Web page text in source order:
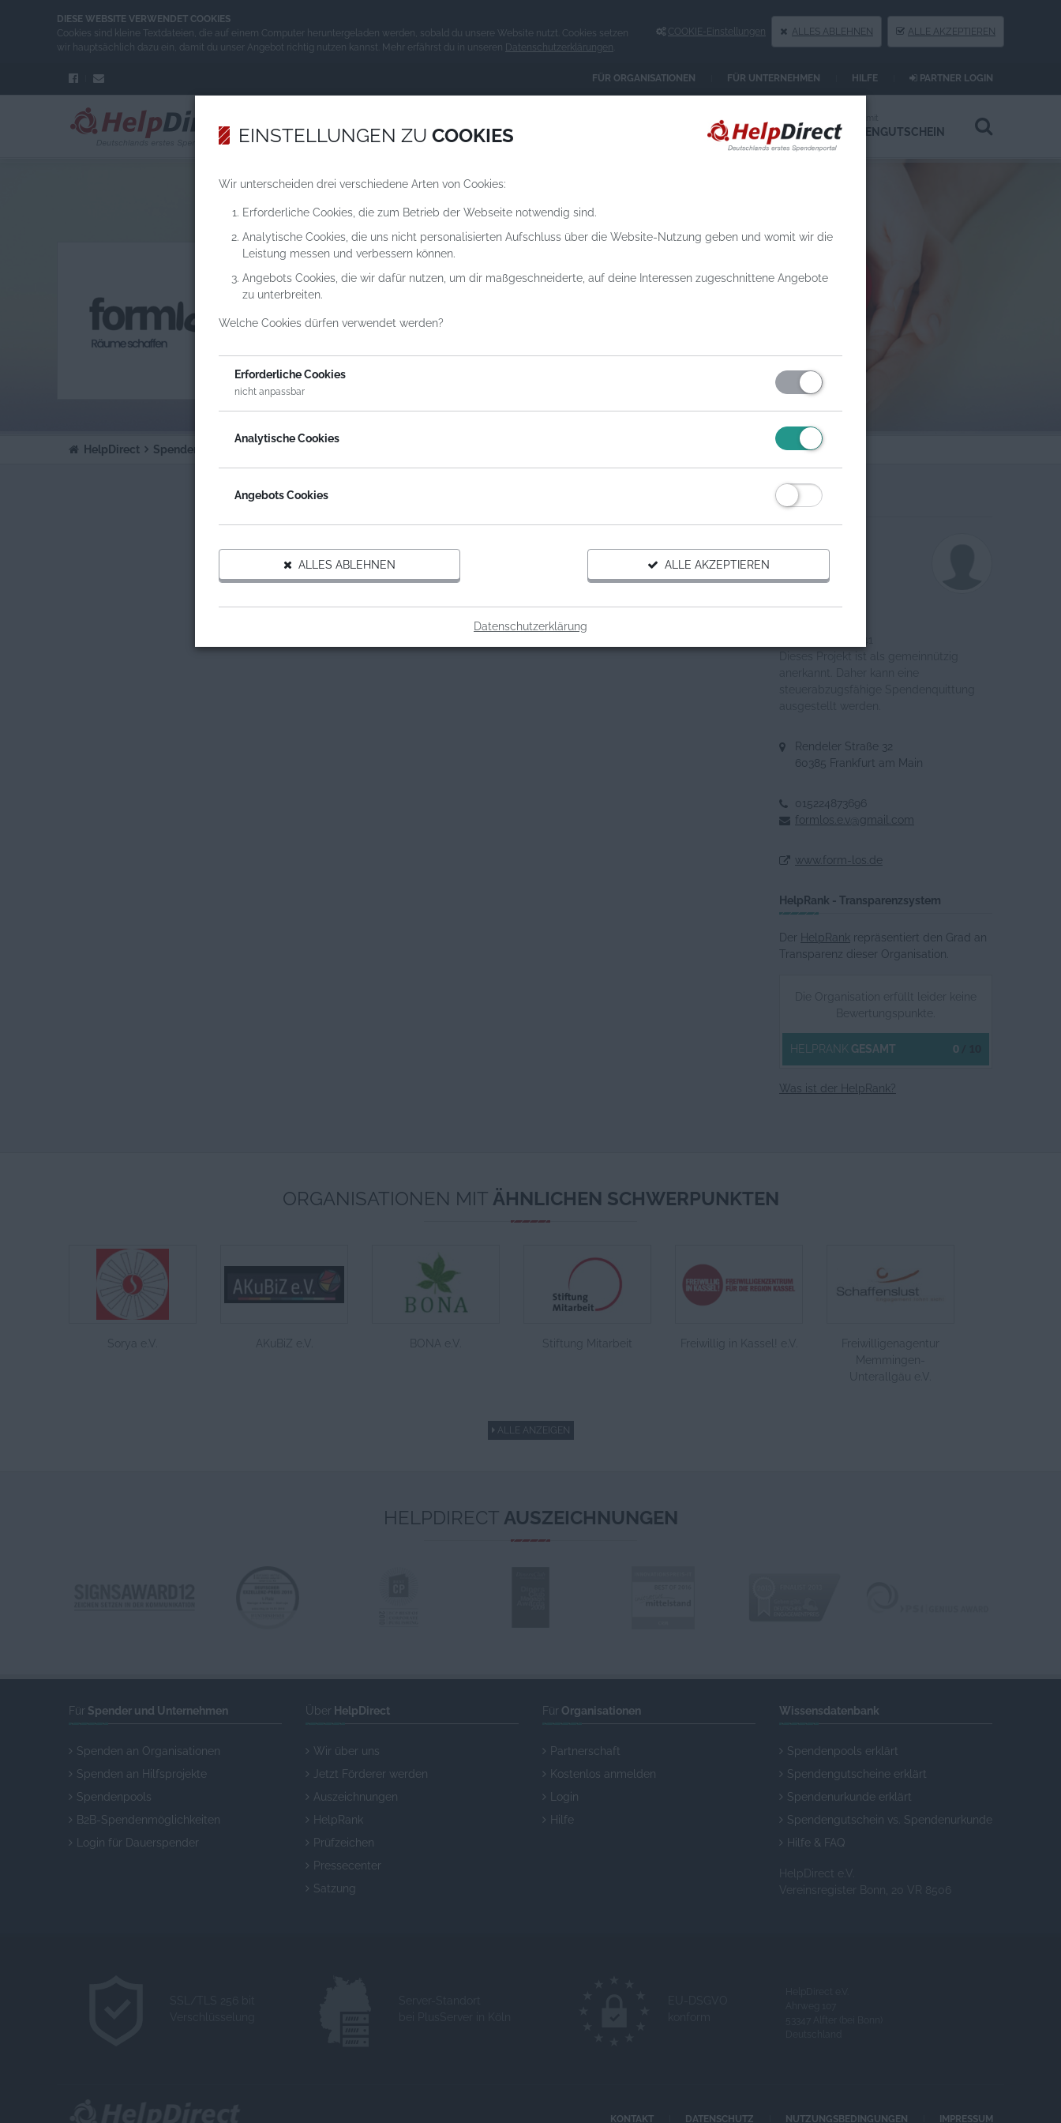
DIESE WEBSITE VERWENDET COOKIES
Cookies sind kleine Textdateien, die auf einem Computer heruntergeladen werden, sobald du unsere Website nutzt. Cookies setzen
wir hauptsächlich dazu ein, damit du unser Angebot richtig nutzen kannst. Mehr erfährst du in unseren Datenschutzerklärungen
COOKIE-Einstellungen ALLES ABLEHNEN ALLE AKZEPTIEREN
FÜR ORGANISATIONEN FÜR UNTERNEHMEN HILFE PARTNER LOGIN
Spenden an
HILFSPROJEKTE SPENDENGUTSCHEIN
ORGANISATION
FORMLOS E.V.
HelpDirect Spenden an Organisationen
Organisation
Ansprechpartner
Dieses Projekt ist als gemeinnützig
Rendeler Straße 32
60385 Frankfurt am Main
015224873696
formlos.e.v@gmail.com
www.form-los.de
HelpRank - Transparenzsystem
Der HelpRank repräsentiert den Grad an
Transparenz dieser Organisation.
Bewertungspunkte.
HELPRANK GESAMT 0
Was ist der HelpRank?
ORGANISATIONEN MIT ÄHNLICHEN SCHWERPUNKTEN
Sorya e.V. AKuBiZ e.V. BONA e.V. Stiftung Mitarbeit
Memmingen-
ALLE ANZEIGEN
HELPDIRECT AUSZEICHNUNGEN
Für Spender und Unternehmen
Spenden an Organisationen
Spenden an Hilfsprojekte
Spendenpools
B2B-Spendenmöglichkeiten
Login für Dauerspender
Über HelpDirect
Wir über uns
Jetzt Förderer werden
Auszeichnungen
HelpRank
Prüfzeichen
Pressecenter
Satzung
Für Organisationen
Partnerschaft
Kostenlos anmelden
Login
Hilfe
Wissensdatenbank
Spendenpools erklärt
Spendengutscheine erklärt
Spendenurkunde erklärt
Spendengutschein vs. Spendenurkunde
Hilfe & FAQ
HelpDirect e.V.
Vereinsregister Bonn, 20 VR 8506
KONTAKT DATENSCHUTZ NUTZUNGSBEDINGUNGEN IMPRESSUM
EINSTELLUNGEN ZU COOKIES
Wir unterscheiden drei verschiedene Arten von Cookies:
Erforderliche Cookies, die zum Betrieb der Webseite notwendig sind.
Analytische Cookies, die uns nicht personalisierten Aufschluss über die Website-Nutzung geben und womit wir die
Leistung messen und verbessern können.
Angebots Cookies, die wir dafür nutzen, um dir maßgeschneiderte, auf deine Interessen zugeschnittene Angebote
zu unterbreiten.
Welche Cookies dürfen verwendet werden?
Erforderliche Cookies
nicht anpassbar
Analytische Cookies
Angebots Cookies
ALLES ABLEHNEN ALLE AKZEPTIEREN
Datenschutzerklärung